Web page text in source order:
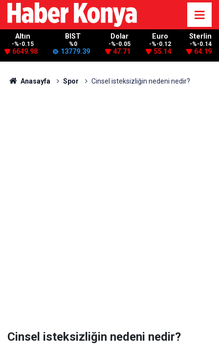
Altın
-%-0.15
6649.98
BIST
%0
13779.39
Dolar
-%-0.05
47.71
Euro
-%-0.12
55.14
Sterlin
-%-0.14
64.19
Anasayfa Spor Cinsel isteksizliğin nedeni nedir?
Cinsel isteksizliğin nedeni nedir?